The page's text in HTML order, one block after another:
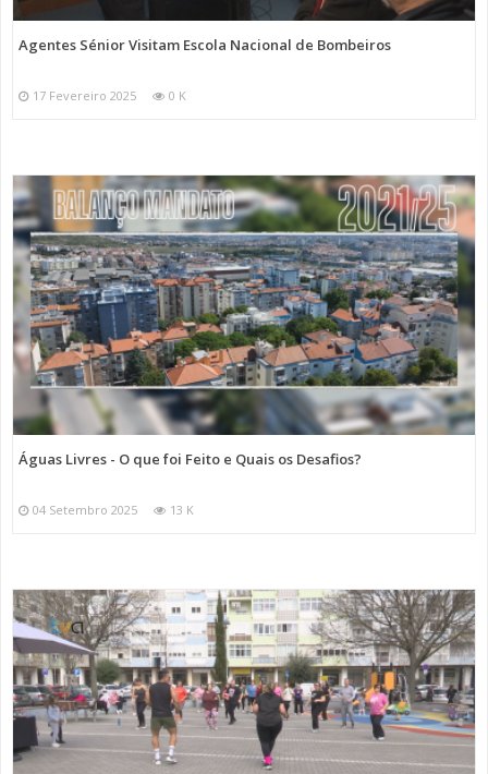
Agentes Sénior Visitam Escola Nacional de Bombeiros
17 Fevereiro 2025 0 K
Águas Livres - O que foi Feito e Quais os Desafios?
04 Setembro 2025 13 K